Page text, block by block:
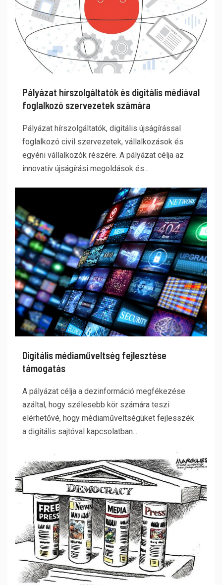
Pályázat hírszolgáltatók és digitális médiával
foglalkozó szervezetek számára
Pályázat hírszolgáltatók, digitális újságírással
foglalkozó civil szervezetek, vállalkozások és
egyéni vállalkozók részére. A pályázat célja az
innovatív újságírási megoldások és...
Digitális médiaműveltség fejlesztése
támogatás
A pályázat célja a dezinformáció megfékezése
azáltal, hogy szélesebb kör számára teszi
elérhetővé, hogy médiaműveltségüket fejlesszék
a digitális sajtóval kapcsolatban...